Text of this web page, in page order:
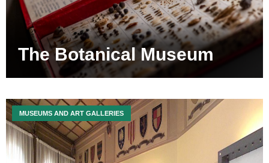
The Botanical Museum
MUSEUMS AND ART GALLERIES